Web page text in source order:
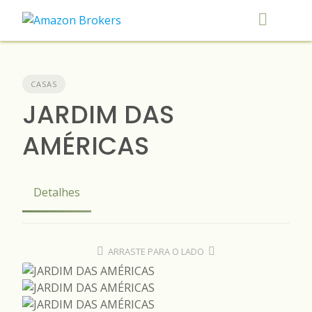
content
CASAS
JARDIM DAS
AMÉRICAS
Detalhes
ARRASTE PARA O LADO